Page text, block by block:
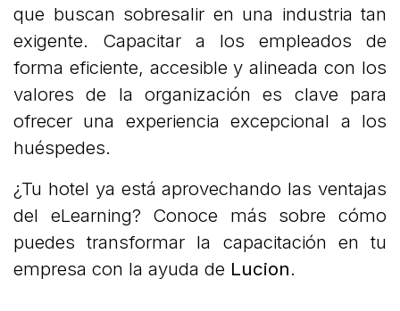
que buscan sobresalir en una industria tan
exigente. Capacitar a los empleados de
forma eficiente, accesible y alineada con los
valores de la organización es clave para
ofrecer una experiencia excepcional a los
huéspedes.
¿Tu hotel ya está aprovechando las ventajas
del eLearning? Conoce más sobre cómo
puedes transformar la capacitación en tu
empresa con la ayuda de Lucion.